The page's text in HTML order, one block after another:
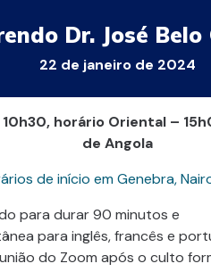
Dr. José
22 de janeiro de 2024
horário Oriental –
de Angola
de início em Genebra,
para durar 90 minutos e
para inglês, francês e
do Zoom após o culto